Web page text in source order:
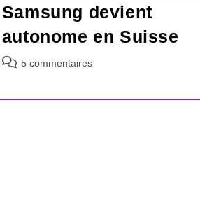
Samsung devient
autonome en Suisse
Commentaires
5 commentaires